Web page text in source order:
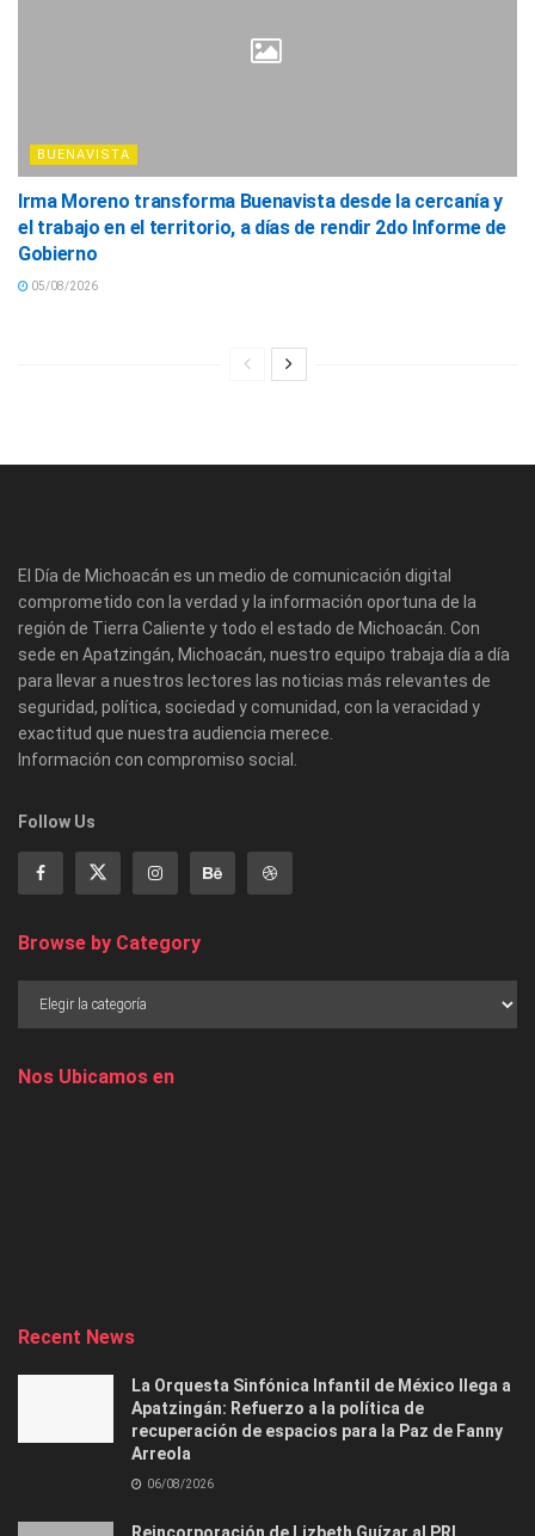
BUENAVISTA
Irma Moreno transforma Buenavista desde la cercanía y
el trabajo en el territorio, a días de rendir 2do Informe de
Gobierno
05/08/2026
El Día de Michoacán es un medio de comunicación digital
comprometido con la verdad y la información oportuna de la
región de Tierra Caliente y todo el estado de Michoacán. Con
sede en Apatzingán, Michoacán, nuestro equipo trabaja día a día
para llevar a nuestros lectores las noticias más relevantes de
seguridad, política, sociedad y comunidad, con la veracidad y
exactitud que nuestra audiencia merece.
Información con compromiso social.
Follow Us
Browse by Category
Nos Ubicamos en
Recent News
La Orquesta Sinfónica Infantil de México llega a
Apatzingán: Refuerzo a la política de
recuperación de espacios para la Paz de Fanny
Arreola
06/08/2026